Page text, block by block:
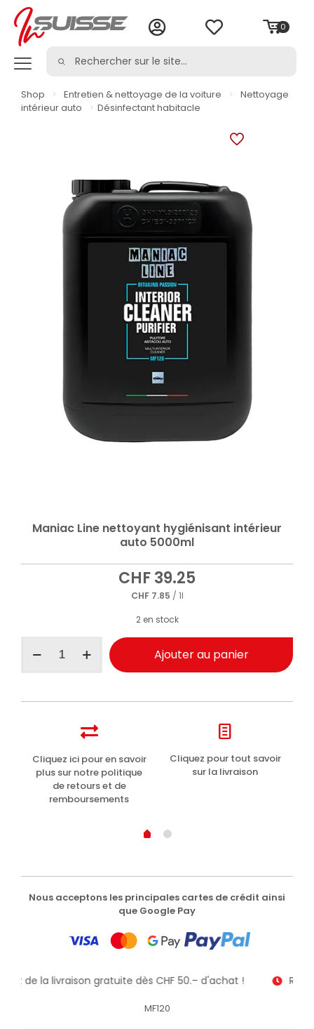
0
Shop > Entretien & nettoyage de la voiture >
Nettoyage
intérieur auto
> Désinfectant habitacle
Maniac Line nettoyant hygiénisant intérieur
auto 5000ml
CHF39.25
CHF7.85 / 1l
2 en stock
Ajouter au panier
Cliquez ici pour en savoir
plus sur notre politique
de retours et de
remboursements
Cliquez pour tout savoir
sur la livraison
Nous acceptons les principales cartes de crédit ainsi
que Google Pay
de la livraison gratuite dès CHF 50.– d'achat !
MF120